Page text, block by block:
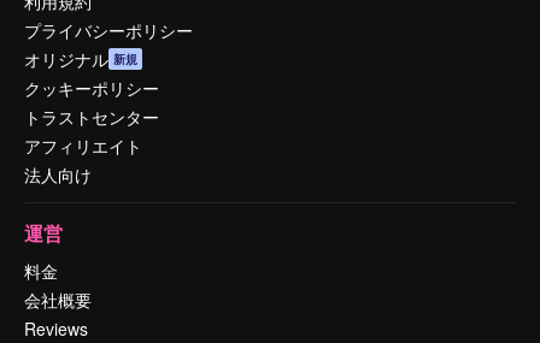
プライバシーポリシー
オリジナル 新規
クッキーポリシー
トラストセンター
アフィリエイト
法人向け
運営
料金
会社概要
Reviews